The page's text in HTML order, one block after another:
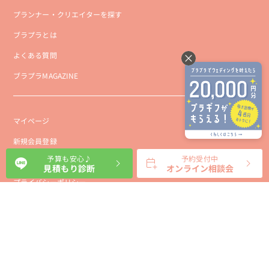
プランナー・クリエイターを探す
ブラプラとは
よくある質問
ブラプラMAGAZINE
マイページ
新規会員登録
会社概要
プライバシーポリシー
予算も安心♪
見積もり診断
予約受付中
オンライン相談会